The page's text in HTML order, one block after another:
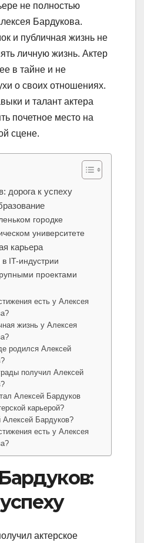
не полностью
Бардукова.
и публичная жизнь не
личную жизнь. Актер
в тайне и не
о своих отношениях.
и талант актера
почетное место на
сцене.
дорога к успеху
городке
университете
карьера
IT-индустрии
проектами
есть у Алексея
жизнь у Алексея
родился Алексей
получил Алексей
Алексей Бардуков
карьерой?
Алексей Бардуков?
есть у Алексея
актерское